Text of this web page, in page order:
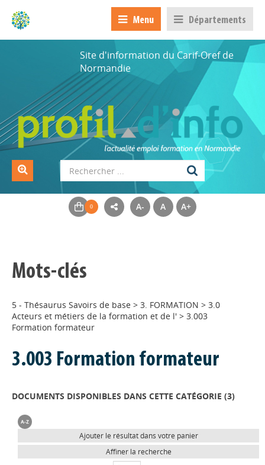
Menu Départements
Site d'information du Carif-Oref de
Normandie
A- A A+
Mots-clés
5 - Thésaurus Savoirs de base > 3. FORMATION > 3.0
Acteurs et métiers de la formation et de l' > 3.003
Formation formateur
3.003 Formation formateur
DOCUMENTS DISPONIBLES DANS CETTE CATÉGORIE (3)
Ajouter le résultat dans votre panier
Affiner la recherche